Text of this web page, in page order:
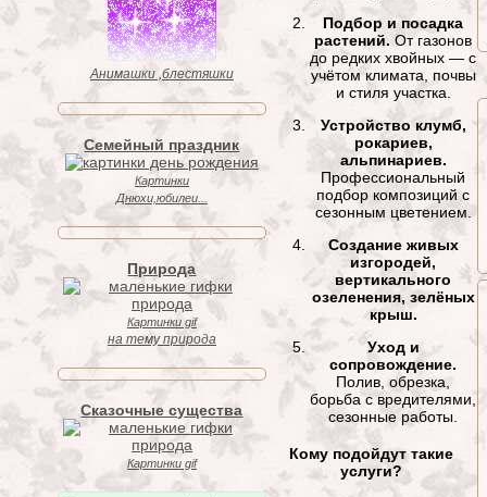
Анимашки ,блестяшки
Семейный праздник
Картинки
Днюхи,юбилеи...
Природа
Картинки gif
на тему природа
Сказочные существа
Картинки gif
Подбор и посадка
растений. От газонов
до редких хвойных — с
учётом климата, почвы
и стиля участка.
Устройство клумб,
рокариев,
альпинариев.
Профессиональный
подбор композиций с
сезонным цветением.
Создание живых
изгородей,
вертикального
озеленения, зелёных
крыш.
Уход и
сопровождение.
Полив, обрезка,
борьба с вредителями,
сезонные работы.
Кому подойдут такие
услуги?